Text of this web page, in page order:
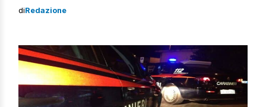
case famiglia e residenze socio assistenziali nella
svolti nel Comune di San Cataldo (Caltanissetta), è stata
[…]
diRedazione